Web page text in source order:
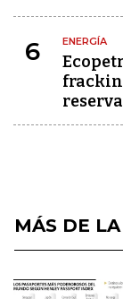
6 ENERGÍA
MÁS DE